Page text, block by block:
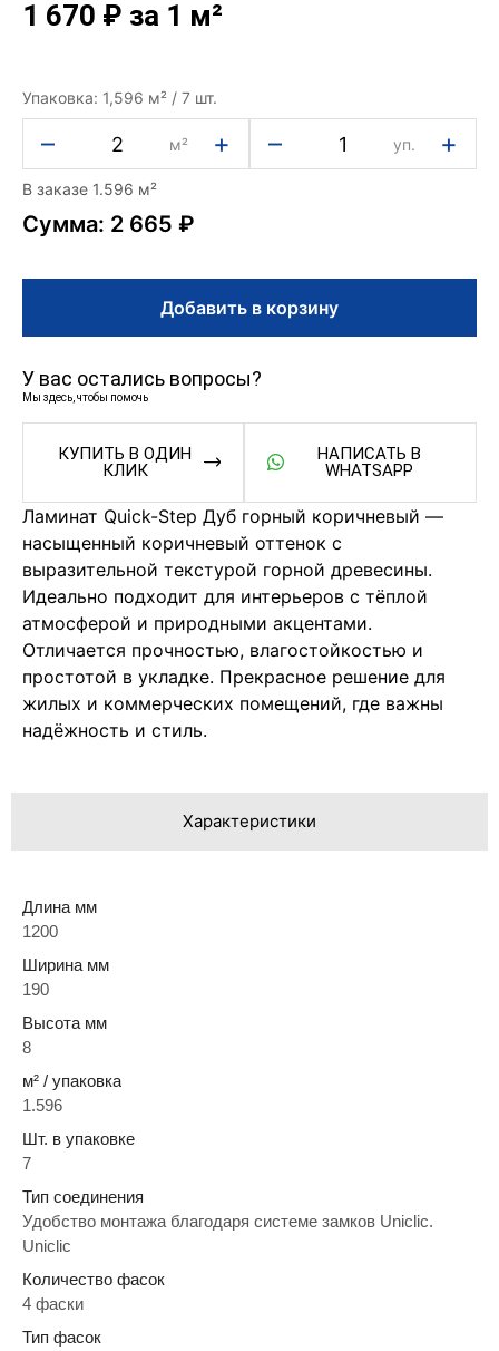
1 670 ₽ за 1 м²
Упаковка: 1,596 м² / 7 шт.
– м² + – уп. +
В заказе 1.596 м²
Сумма: 2 665 ₽
Добавить в корзину
У вас остались вопросы?
Мы здесь, чтобы помочь
КУПИТЬ В ОДИН
КЛИК
НАПИСАТЬ В
WHATSAPP
Ламинат Quick-Step Дуб горный коричневый —
насыщенный коричневый оттенок с
выразительной текстурой горной древесины.
Идеально подходит для интерьеров с тёплой
атмосферой и природными акцентами.
Отличается прочностью, влагостойкостью и
простотой в укладке. Прекрасное решение для
жилых и коммерческих помещений, где важны
надёжность и стиль.
Характеристики
Длина мм
1200
Ширина мм
190
Высота мм
8
м² / упаковка
1.596
Шт. в упаковке
7
Тип соединения
Удобство монтажа благодаря системе замков Uniclic.
Uniclic
Количество фасок
4 фаски
Тип фасок